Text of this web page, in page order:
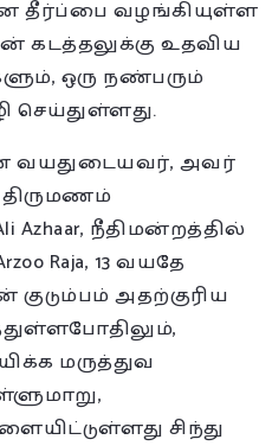
தீர்ப்பை வழங்கியுள்ள
கடத்தலுக்கு உதவிய
ஒரு நண்பரும்
செய்துள்ளது.
வயதுடையவர், அவர்
நீதிமன்றத்தில்
Raja, 13 வயதே
அதற்குரிய
மருத்துவ
சிந்து